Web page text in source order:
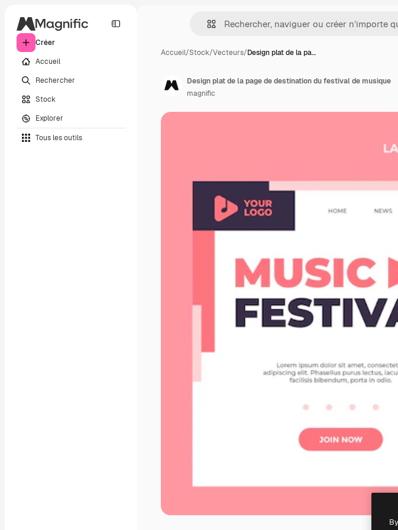
Créer
Accueil
Rechercher
Stock
Explorer
Tous les outils
Accueil/Stock/Vecteurs/Design plat de la pa…
Design plat de la page de destination du festival de musique
magnific